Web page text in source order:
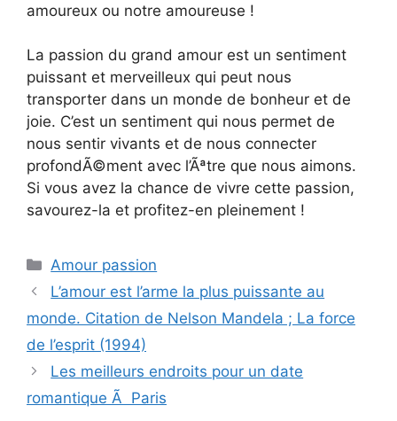
amoureux ou notre amoureuse !
La passion du grand amour est un sentiment
puissant et merveilleux qui peut nous
transporter dans un monde de bonheur et de
joie. C’est un sentiment qui nous permet de
nous sentir vivants et de nous connecter
profondÃ©ment avec l’Ãªtre que nous aimons.
Si vous avez la chance de vivre cette passion,
savourez-la et profitez-en pleinement !
Catégories
Amour passion
L’amour est l’arme la plus puissante au
monde. Citation de Nelson Mandela ; La force
de l’esprit (1994)
Les meilleurs endroits pour un date
romantique Ã Paris